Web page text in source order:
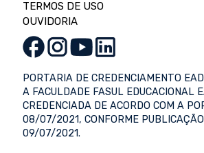
TERMOS DE USO
OUVIDORIA
PORTARIA DE CREDENCIAMENTO
A FACULDADE FASUL EDUCACIONAL
CREDENCIADA DE ACORDO COM A
08/07/2021, CONFORME PUBLICAÇÃO
09/07/2021.